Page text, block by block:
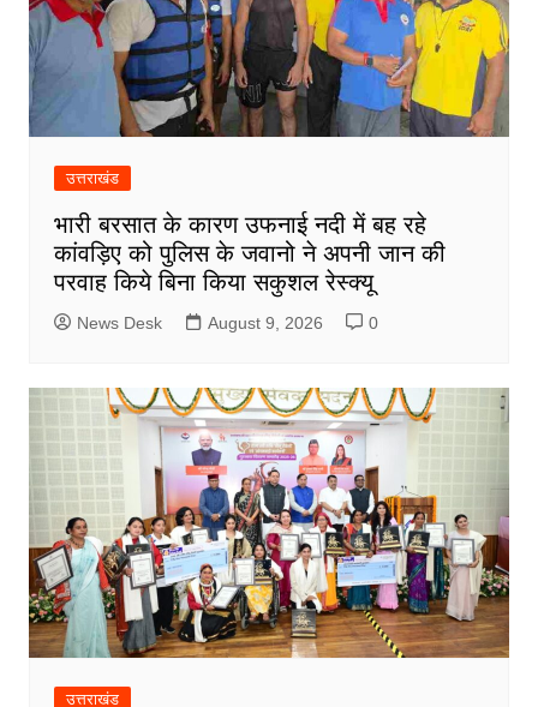
उत्तराखंड
भारी बरसात के कारण उफनाई नदी में बह रहे
कांवड़िए को पुलिस के जवानो ने अपनी जान की
परवाह किये बिना किया सकुशल रेस्क्यू
News Desk August 9, 2026 0
उत्तराखंड